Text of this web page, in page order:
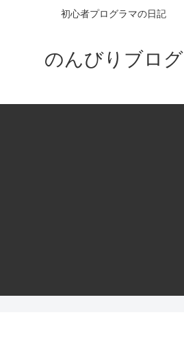
初心者プログラマの日記
のんびりブログ